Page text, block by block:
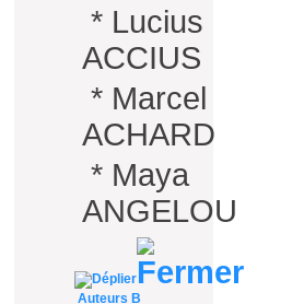
* Lucius
ACCIUS
* Marcel
ACHARD
* Maya
ANGELOU
Auteurs B